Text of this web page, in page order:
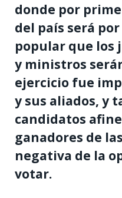
donde por
del país será
popular que los
y ministros
ejercicio fue
y sus aliados, y
candidatos
ganadores de
negativa de la
votar.